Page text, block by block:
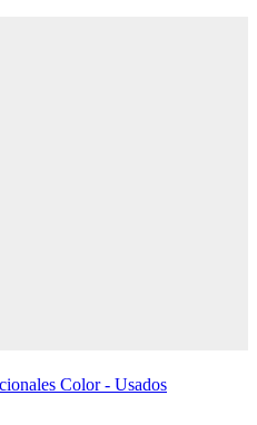
Color - Usados